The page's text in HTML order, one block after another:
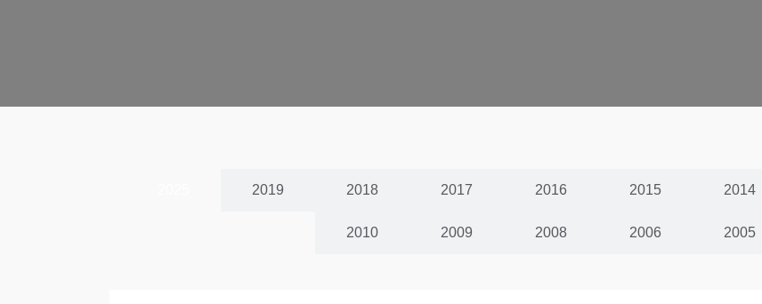
2019 2018 2017 2016 2015 2014
2010 2009 2008 2006 2005